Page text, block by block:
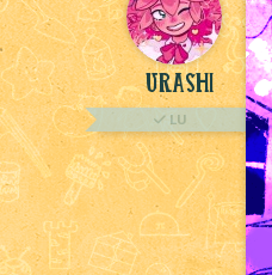
Urashi
LU